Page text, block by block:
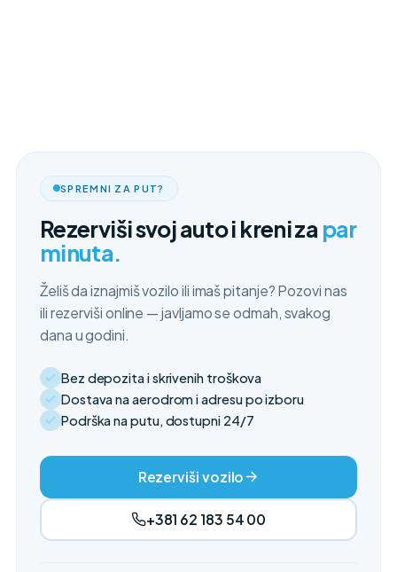
SPREMNI ZA PUT?
Rezerviši svoj auto i kreni za par
minuta.
Želiš da iznajmiš vozilo ili imaš pitanje? Pozovi nas
ili rezerviši online — javljamo se odmah, svakog
dana u godini.
Bez depozita i skrivenih troškova
Dostava na aerodrom i adresu po izboru
Podrška na putu, dostupni 24/7
Rezerviši vozilo
+381 62 183 54 00